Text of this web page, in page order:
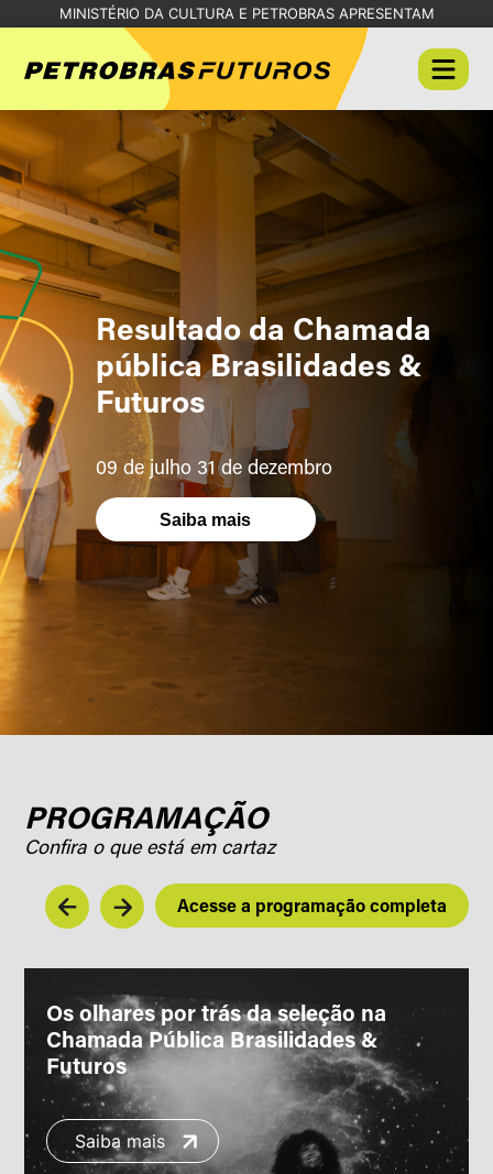
MINISTÉRIO DA CULTURA E PETROBRAS APRESENTAM
Resultado da Chamada
pública Brasilidades &
Futuros
09 de julho 31 de dezembro
Saiba mais
PROGRAMAÇÃO
Confira o que está em cartaz
Acesse a programação completa
Os olhares por trás da seleção na
Chamada Pública Brasilidades &
Futuros
Saiba mais